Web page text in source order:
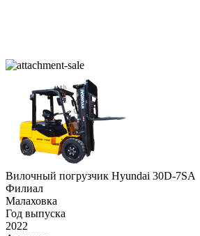
Вилочный погрузчик Hyundai 30D-7SA
Филиал
Малаховка
Год выпуска
2022